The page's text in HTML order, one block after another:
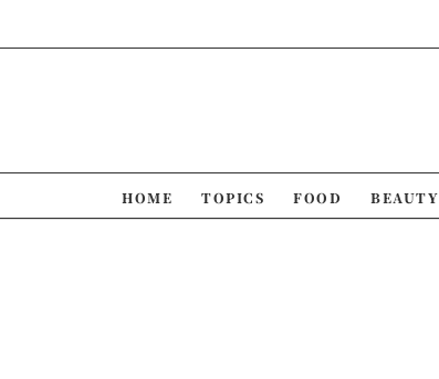
to
HOME TOPICS FOOD BEAUTY